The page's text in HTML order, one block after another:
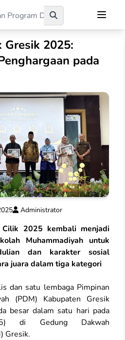
2025:
pada
Administrator
2025 kembali menjadi
Muhammadiyah untuk
dan karakter sosial
juara dalam tiga kategori
dan satu lembaga Pimpinan
(PDM) Kabupaten Gresik
besar dalam satu hari pada
di Gedung Dakwah
Gresik.